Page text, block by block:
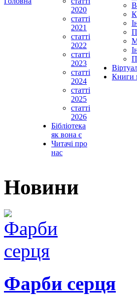
2020
статті
2021
статті
2022
статті
2023
статті
2024
статті
2025
статті
2026
Бібліотека
як вона є
Читачі про
нас
Книги
Новини
Фарби серця